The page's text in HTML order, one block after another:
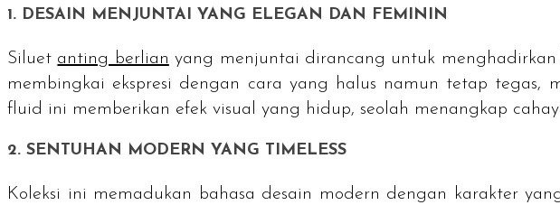
1. DESAIN MENJUNTAI YANG ELEGAN DAN FEMININ
Siluet anting berlian yang menjuntai dirancang untuk
membingkai ekspresi dengan cara yang halus namun tetap tegas,
fluid ini memberikan efek visual yang hidup, seolah menangkap
2. SENTUHAN MODERN YANG TIMELESS
Koleksi ini memadukan bahasa desain modern dengan karakter